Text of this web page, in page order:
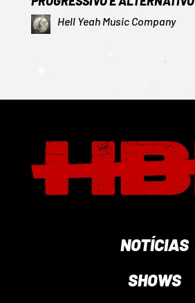
Hell Yeah Music Company
NOTÍCIAS
SHOWS